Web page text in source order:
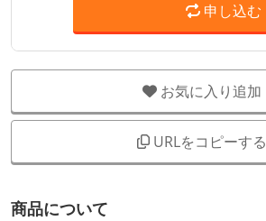
申し込む
お気に入り追加
URLをコピーする
商品について